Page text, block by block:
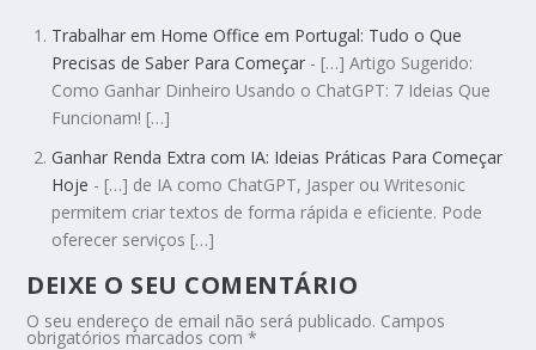
Trabalhar em Home Office em Portugal: Tudo o Que
Precisas de Saber Para Começar - […] Artigo Sugerido:
Como Ganhar Dinheiro Usando o ChatGPT: 7 Ideias Que
Funcionam! […]
Ganhar Renda Extra com IA: Ideias Práticas Para Começar
Hoje - […] de IA como ChatGPT, Jasper ou Writesonic
permitem criar textos de forma rápida e eficiente. Pode
oferecer serviços […]
DEIXE O SEU COMENTÁRIO
O seu endereço de email não será publicado. Campos
obrigatórios marcados com*